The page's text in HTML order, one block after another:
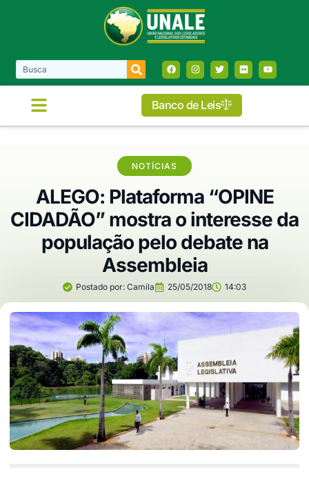
Banco de Leis
NOTÍCIAS
ALEGO: Plataforma “OPINE
CIDADÃO” mostra o interesse da
população pelo debate na
Assembleia
Postado por: Camila 25/05/2018 14:03